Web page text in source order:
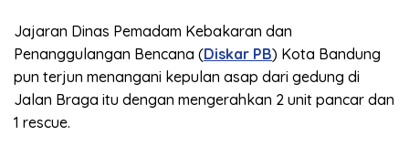
Jajaran Dinas Pemadam Kebakaran dan
Penanggulangan Bencana (Diskar PB) Kota Bandung
pun terjun menangani kepulan asap dari gedung di
Jalan Braga itu dengan mengerahkan 2 unit pancar dan
1 rescue.